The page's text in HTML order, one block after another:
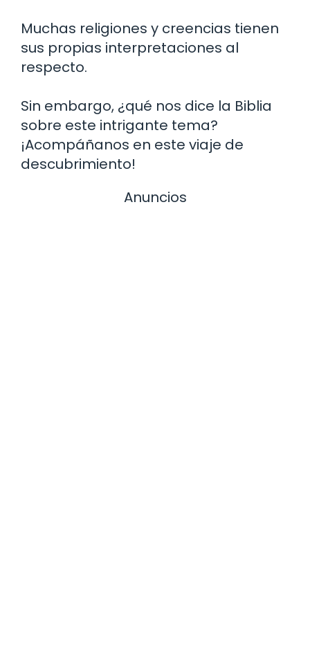
Muchas religiones y creencias tienen
sus propias interpretaciones al
respecto.
Sin embargo, ¿qué nos dice la Biblia
sobre este intrigante tema?
¡Acompáñanos en este viaje de
descubrimiento!
Anuncios